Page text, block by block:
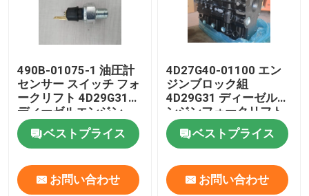
490B-01075-1 油圧計
センサー スイッチ フォ
ークリフト 4D29G31
ディーゼルエンジン
ベストプライス
お問い合わせ
4D27G40-01100 エン
ジンブロック組
4D29G31 ディーゼルエ
ンジンフォークリフト
ベストプライス
お問い合わせ